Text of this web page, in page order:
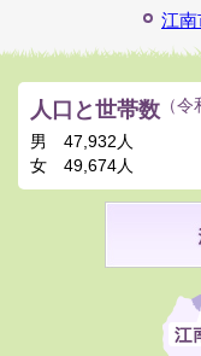
江南
人口と世帯数 （
男
47,932人
女
49,674人